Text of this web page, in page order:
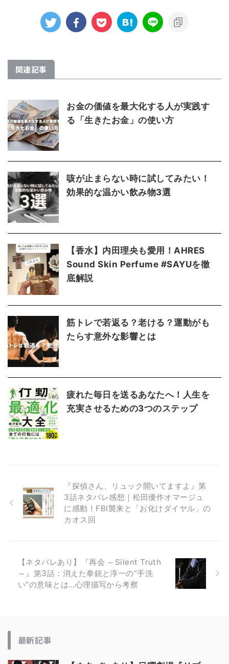
関連記事
お金の価値を最大化する人が実践す
る「生きたお金」の使い方
咳が止まらない時に試してみたい！
効果的な温かい飲み物3選
【香水】内田理央も愛用！AHRES
Sound Skin Perfume #SAYUを徹
底解説
筋トレで若返る？老ける？運動がも
たらす意外な影響とは
疲れた毎日を送るあなたへ！人生を
充実させるための3つのステップ
『探偵さん、リュック開いてますよ』第
3話ネタバレ感想｜松田優作オマージュ
に感動！FBI襲来と「お化けダイヤル」の
カオス回
【ネタバレあり】『再会 ～Silent Truth
～』第3話：消えた拳銃と淳一の“手洗
い”の意味とは…心理描写から考察
最新記事